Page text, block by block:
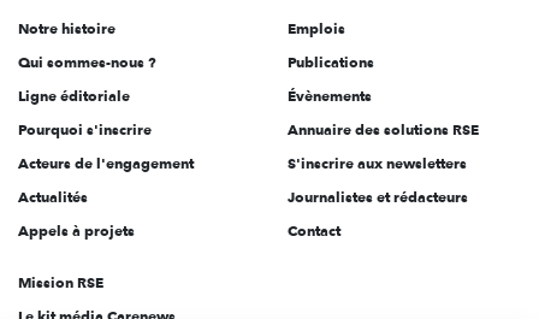
l'engagement
Notre histoire
Qui sommes-nous ?
Ligne éditoriale
Pourquoi s'inscrire
Acteurs de l'engagement
Actualités
Appels à projets
Emplois
Publications
Évènements
Annuaire des solutions RSE
S'inscrire aux newsletters
Journalistes et rédacteurs
Contact
Mission RSE